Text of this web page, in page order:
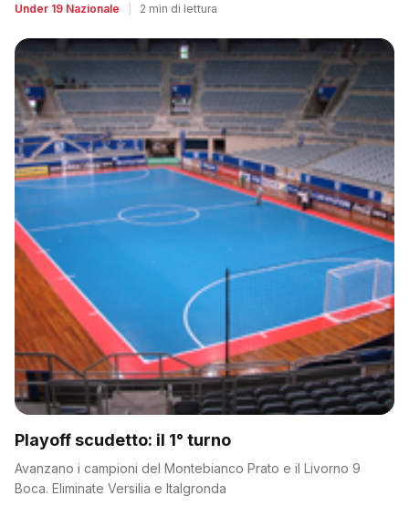
Under 19 Nazionale 2 min di lettura
Playoff scudetto: il 1° turno
Avanzano i campioni del Montebianco Prato e il Livorno 9
Boca. Eliminate Versilia e Italgronda